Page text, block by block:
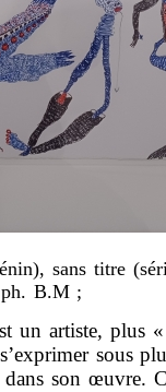
sans titre
B.M ;
un artiste, plus
sous
son œuvre.